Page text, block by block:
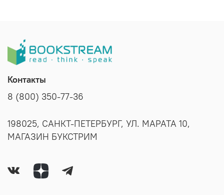
Контакты
8 (800) 350-77-36
198025, САНКТ-ПЕТЕРБУРГ, УЛ. МАРАТА 10,
МАГАЗИН БУКСТРИМ